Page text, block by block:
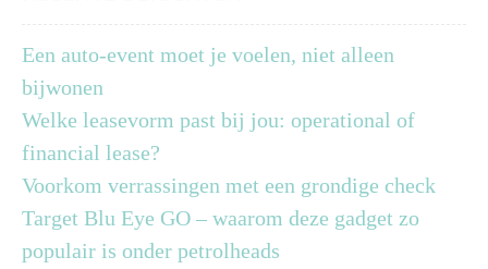
Een auto-event moet je voelen, niet alleen
bijwonen
Welke leasevorm past bij jou: operational of
financial lease?
Voorkom verrassingen met een grondige check
Target Blu Eye GO – waarom deze gadget zo
populair is onder petrolheads